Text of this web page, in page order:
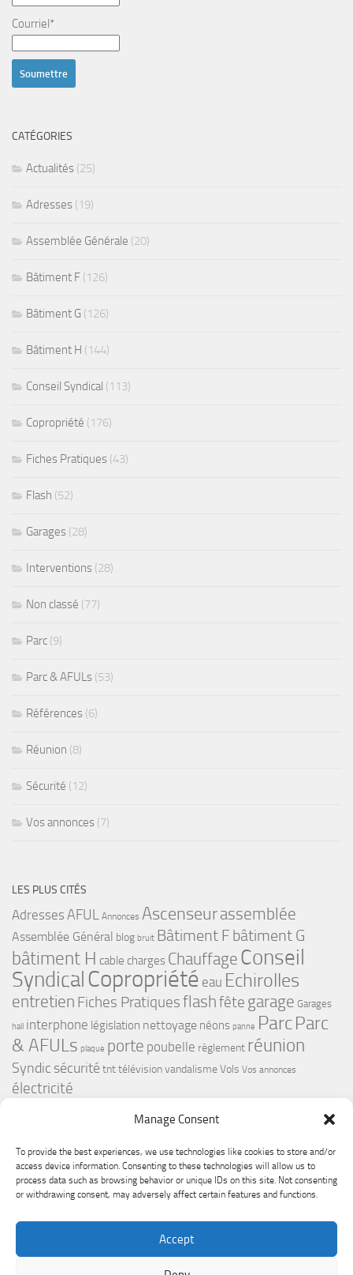
Manage Consent
To provide the best experiences, we use technologies like cookies to store and/or
access device information. Consenting to these technologies will allow us to
process data such as browsing behavior or unique IDs on this site. Not consenting
or withdrawing consent, may adversely affect certain features and functions.
Accept
Courriel*
CATÉGORIES
Actualités (25)
Adresses (19)
Assemblée Générale (20)
Bâtiment F (126)
Bâtiment G (126)
Bâtiment H (144)
Conseil Syndical (113)
Copropriété (176)
Fiches Pratiques (43)
Flash (52)
Garages (28)
Interventions (28)
Non classé (77)
Parc (9)
Parc & AFULs (53)
Références (6)
Réunion (8)
Sécurité (12)
Vos annonces (7)
LES PLUS CITÉS
Adresses AFUL Annonces Ascenseurassemblée
Assemblée Général blog bruit Bâtiment F bâtiment G
bâtiment H cable charges Chauffage Conseil
Syndical Copropriété eau Echirolles
entretien Fiches Pratiquesflashfête garage Garages
hall interphone législation nettoyage néons panne ParcParc
& AFULs plaque porte poubelle règlement réunion
Syndic sécurité tnttélévisionvandalismeVols Vos annonces
électricité
réservés.